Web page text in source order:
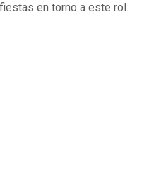
en torno a este rol.